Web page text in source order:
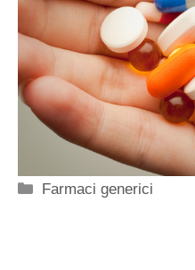
Categorie
Farmaci generici